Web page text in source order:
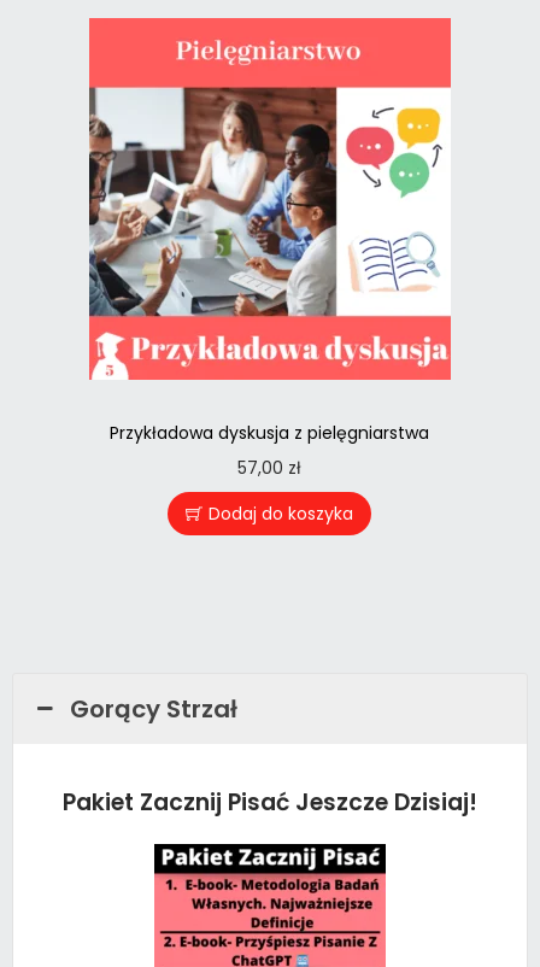
Przykładowa dyskusja z pielęgniarstwa
57,00 zł
Dodaj do koszyka
Gorący Strzał
Pakiet Zacznij Pisać Jeszcze Dzisiaj!